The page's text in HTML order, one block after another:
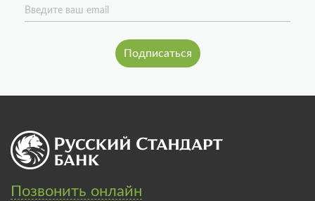
Введите ваш email
Позвонить онлайн